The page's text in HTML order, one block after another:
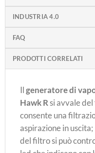
INDUSTRIA 4.0
FAQ
PRODOTTI CORRELATI
Ilgeneratore di
Hawk Rsi avvale
consente una
aspirazione in
del filtro si può